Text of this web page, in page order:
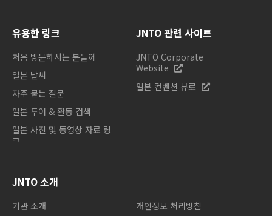
유용한 링크
처음 방문하시는 분들께
일본 날씨
자주 묻는 질문
일본 투어 & 활동 검색
일본 사진 및 동영상 자료 링
크
JNTO 관련 사이트
JNTO Corporate
Website
일본 컨벤션 뷰로
JNTO 소개
기관 소개 개인정보 처리방침